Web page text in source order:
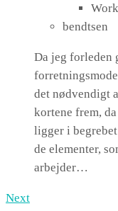
bendtsen
Da jeg forleden
det nødvendigt
kortene frem,
ligger i
de elementer,
arbejder…
Next